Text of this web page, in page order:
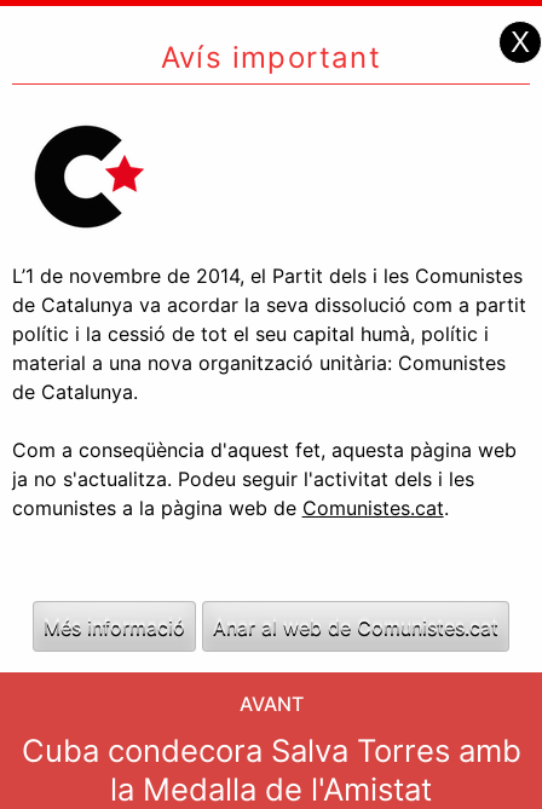
Avís important
L’1 de novembre de 2014, el Partit dels i les Comunistes
de Catalunya va acordar la seva dissolució com a partit
polític i la cessió de tot el seu capital humà, polític i
material a una nova organització unitària: Comunistes
de Catalunya.
Com a conseqüència d'aquest fet, aquesta pàgina web
ja no s'actualitza. Podeu seguir l'activitat dels i les
comunistes a la pàgina web de Comunistes.cat.
Més informació Anar al web de Comunistes.cat
X
AVANT
Cuba condecora Salva Torres amb
la Medalla de l'Amistat